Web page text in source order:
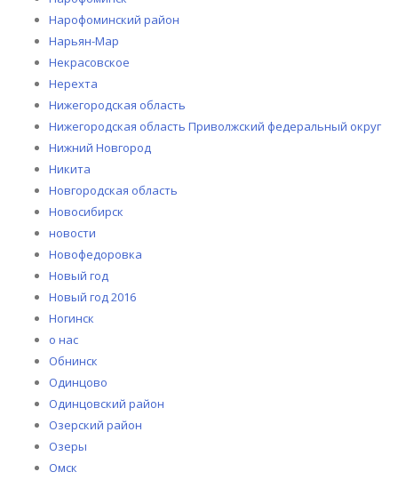
Нарофоминский район
Нарьян-Мар
Некрасовское
Нерехта
Нижегородская область
Нижегородская область Приволжский федеральный округ
Нижний Новгород
Никита
Новгородская область
Новосибирск
новости
Новофедоровка
Новый год
Новый год 2016
Ногинск
о нас
Обнинск
Одинцово
Одинцовский район
Озерский район
Озеры
Омск